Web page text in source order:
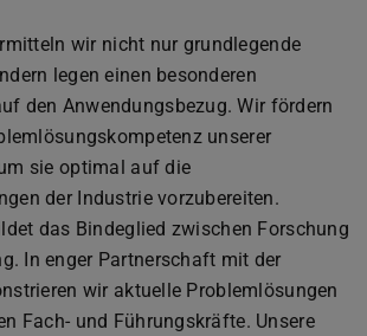
wir nicht nur grundlegende
legen einen besonderen
den Anwendungsbezug. Wir fördern
unserer
sie optimal auf die
der Industrie vorzubereiten.
das Bindeglied zwischen Forschung
In enger Partnerschaft mit der
wir aktuelle Problemlösungen
Fach- und Führungskräfte. Unsere